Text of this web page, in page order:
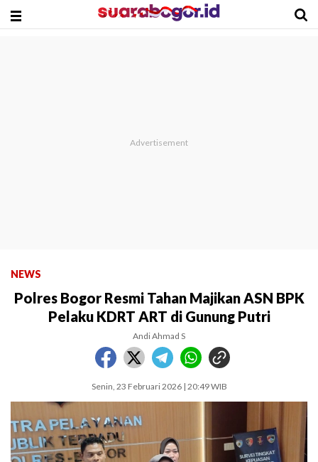
NEWS
Polres Bogor Resmi Tahan Majikan ASN BPK
Pelaku KDRT ART di Gunung Putri
Andi Ahmad S
Senin, 23 Februari 2026 | 20:49 WIB